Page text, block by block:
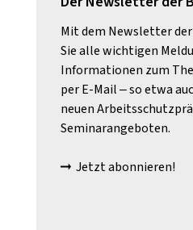
Mit dem Newsletter
Sie alle wichtigen
Informationen zum
per E-Mail – so etwa
neuen
Seminarangeboten.
Jetzt abonnieren!